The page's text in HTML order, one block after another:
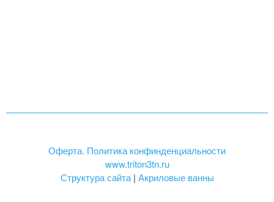
Оферта. Политика конфинденциальности
www.triton3tn.ru
Структура сайта| Акриловые ванны